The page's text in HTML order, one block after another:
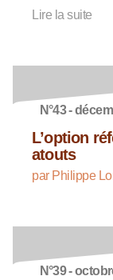
Lire la suite
N°43 -
L’option
atouts
par Philippe
N°39 -